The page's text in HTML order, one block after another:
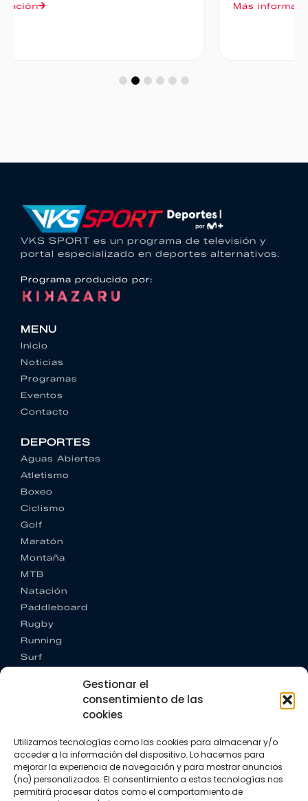
Gestionar el
consentimiento de las
cookies
Utilizamos tecnologías como las cookies para almacenar y/o
acceder a la información del dispositivo. Lo hacemos para
mejorar la experiencia de navegación y para mostrar anuncios
(no) personalizados. El consentimiento a estas tecnologías nos
permitirá procesar datos como el comportamiento de
Más información
VKS SPORT es un programa de televisión y
portal especializado en deportes alternativos.
Programa producido por:
MENU
Inicio
Noticias
Programas
Eventos
Contacto
DEPORTES
Aguas Abiertas
Atletismo
Boxeo
Ciclismo
Golf
Maratón
Montaña
MTB
Natación
Paddleboard
Rugby
Running
Surf
CONTACTO
+34 662 342 177
info@vkssport.com
SÍGUENOS